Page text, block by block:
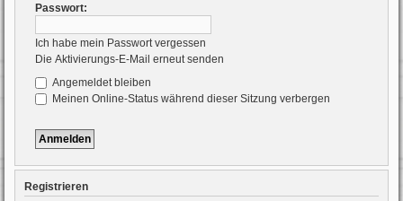
Passwort:
Ich habe mein Passwort vergessen
Die Aktivierungs-E-Mail erneut senden
Angemeldet bleiben
Meinen Online-Status während dieser Sitzung verbergen
Registrieren